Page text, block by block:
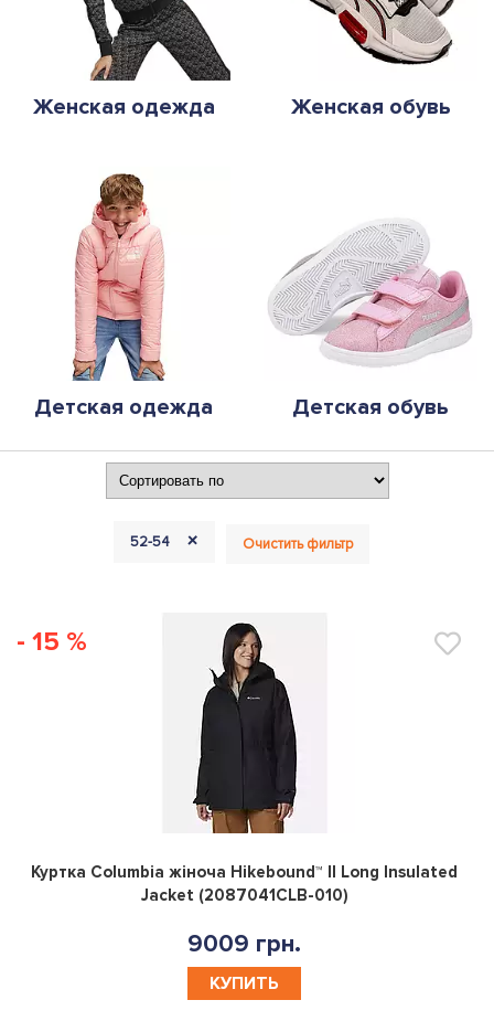
Женская одежда Женская обувь
Детская одежда Детская обувь
52-54 + Очистить фильтр
- 15 %
0
Куртка Columbia жiноча Hikebound™ II Long Insulated
Jacket (2087041CLB-010)
9009 грн.
КУПИТЬ